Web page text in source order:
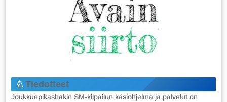
Tiedotteet
Joukkuepikashakin SM-kilpailun käsiohjelma ja palvelut on